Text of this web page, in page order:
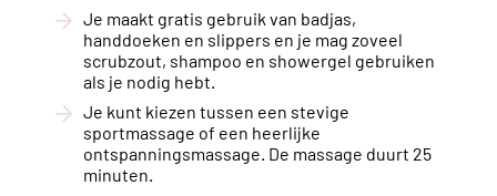
Je maakt gratis gebruik van badjas,
handdoeken en slippers en je mag zoveel
scrubzout, shampoo en showergel gebruiken
als je nodig hebt.
Je kunt kiezen tussen een stevige
sportmassage of een heerlijke
ontspanningsmassage. De massage duurt 25
minuten.